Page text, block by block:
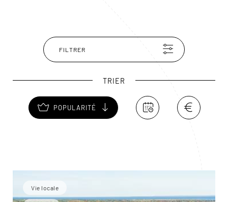
FILTRER
TRIER
POPULARITÉ
Vie locale